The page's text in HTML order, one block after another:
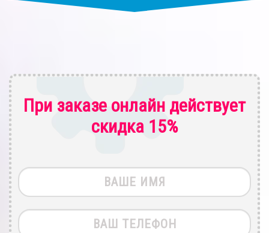
При заказе онлайн действует
скидка 15%